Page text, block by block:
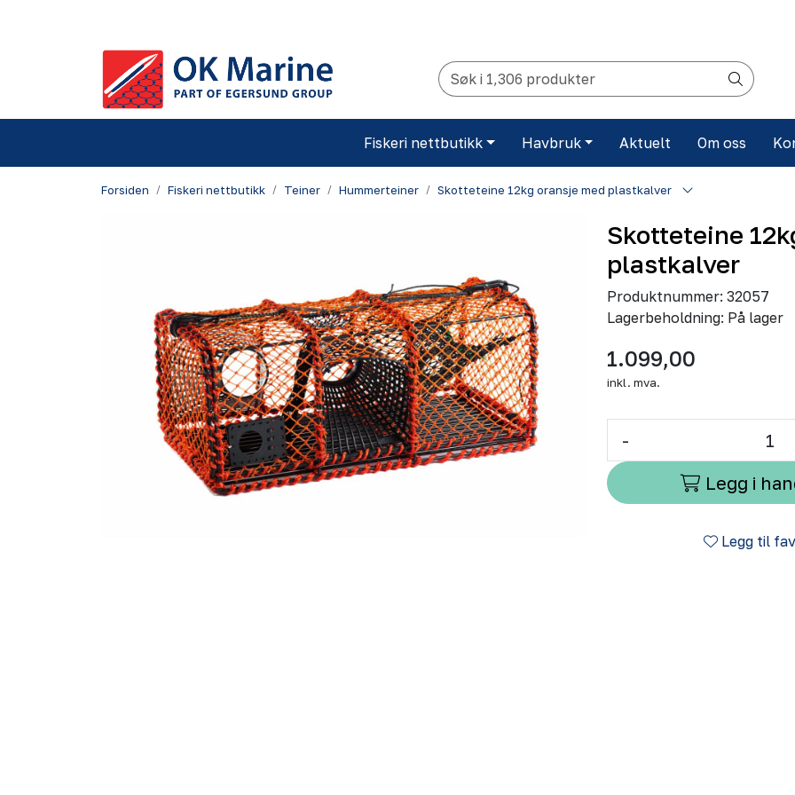
Fiskeri nettbutikk Havbruk Aktuelt Om oss
Forsiden Fiskeri nettbutikk Teiner Hummerteiner Skotteteine 12kg oransje med plastkalver
Skotteteine
plastkalver
Produktnummer: 32057
Lagerbeholdning: På lager
1.099,00
inkl. mva.
-
Legg i
Legg til